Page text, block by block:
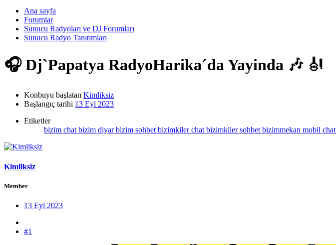
Ana sayfa
Forumlar
Sunucu Radyoları ve DJ Forumları
Sunucu Radyo Tanıtımları
🎧 Dj`Papatya RadyoHarika´da Yayinda 🎶 🎻
Konbuyu başlatan Kimliksiz
Başlangıç tarihi 13 Eyl 2023
Etiketler
bizim chat bizim diyarbizim sohbet bizimkiler chat bizimkiler sohbet bizimmekan mobil chat
Kimliksiz
Member
13 Eyl 2023
#1